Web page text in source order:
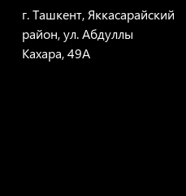
г. Ташкент, Яккасарайский
район, ул. Абдуллы
Кахара, 49A